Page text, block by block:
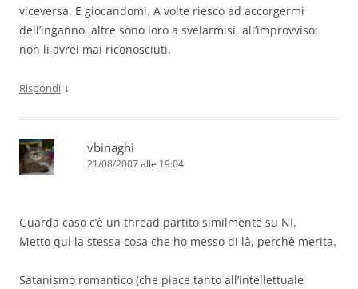
viceversa. E giocandomi. A volte riesco ad accorgermi
dell’inganno, altre sono loro a svelarmisi, all’improvviso:
non li avrei mai riconosciuti.
Rispondi ↓
vbinaghi
21/08/2007 alle 19:04
Guarda caso c’è un thread partito similmente su NI.
Metto qui la stessa cosa che ho messo di là, perchè merita.
Satanismo romantico (che piace tanto all’intellettuale